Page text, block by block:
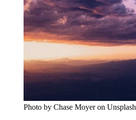
Photo by Chase Moyer on Unsplash